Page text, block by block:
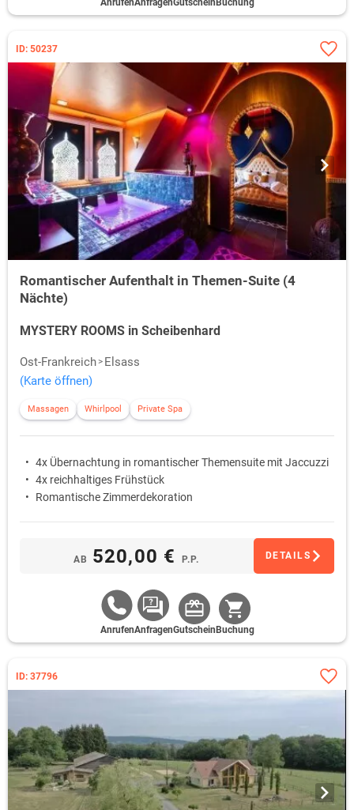
AnrufenAnfragenGutschein Buchung
ID: 50237
Romantischer Aufenthalt in Themen-Suite (4
Nächte)
MYSTERY ROOMS in Scheibenhard
Ost-Frankreich
Elsass
(Karte öffnen)
Massagen Whirlpool Private Spa
4x Übernachtung in romantischer Themensuite mit Jaccuzzi
4x reichhaltiges Frühstück
Romantische Zimmerdekoration
AB 520,00 € P.P. DETAILS
AnrufenAnfragenGutschein Buchung
ID: 37796